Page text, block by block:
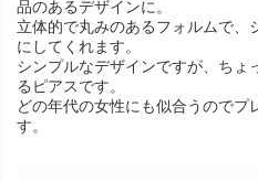
品のあるデザインに。
立体的で丸みのあるフォルムで、
にしてくれます。
シンプルなデザインですが、ちょ
るピアスです。
どの年代の女性にも似合うので
す。